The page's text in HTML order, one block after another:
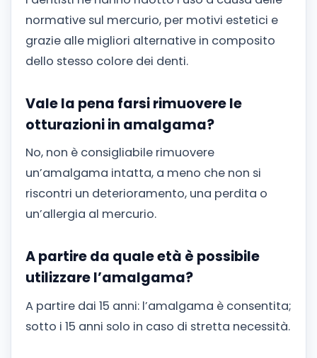
normative sul mercurio, per motivi estetici e
grazie alle migliori alternative in composito
dello stesso colore dei denti.
Vale la pena farsi rimuovere le
otturazioni in amalgama?
No, non è consigliabile rimuovere
un’amalgama intatta, a meno che non si
riscontri un deterioramento, una perdita o
un’allergia al mercurio.
A partire da quale età è possibile
utilizzare l’amalgama?
A partire dai 15 anni: l’amalgama è consentita;
sotto i 15 anni solo in caso di stretta necessità.